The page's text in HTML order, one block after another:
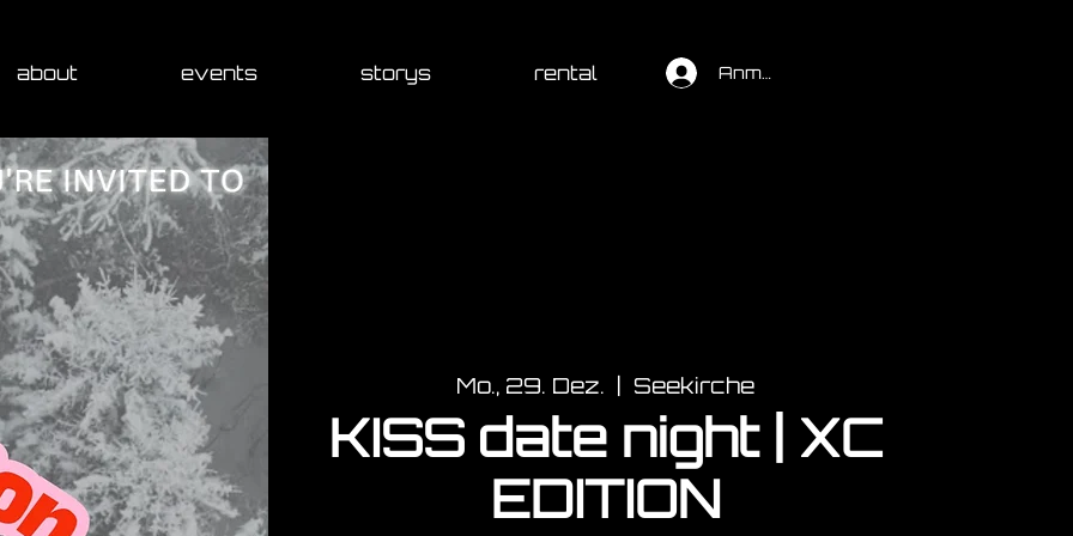
about events storys rental Anmelden
Mo., 29. Dez. Seekirche
KISS date night | XC
EDITION